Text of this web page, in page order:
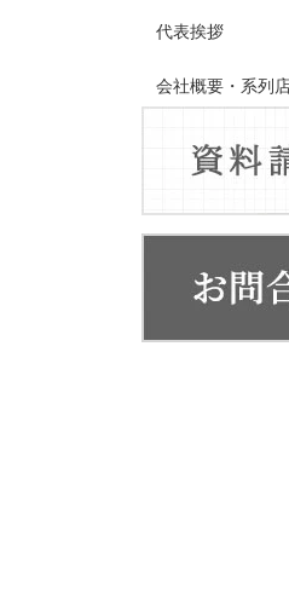
代表挨拶
会社概要・系列